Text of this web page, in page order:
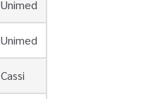
Unimed
Unimed
Cassi